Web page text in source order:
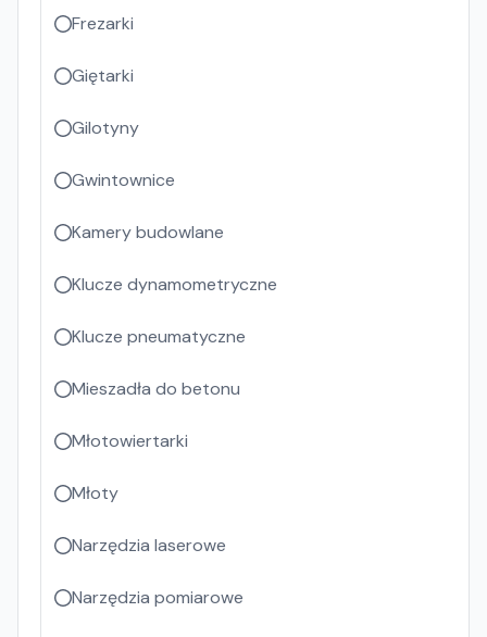
Frezarki
Giętarki
Gilotyny
Gwintownice
Kamery budowlane
Klucze dynamometryczne
Klucze pneumatyczne
Mieszadła do betonu
Młotowiertarki
Młoty
Narzędzia laserowe
Narzędzia pomiarowe